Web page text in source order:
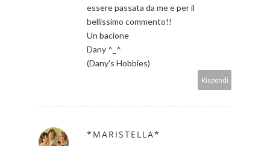
essere passata da me e per il
bellissimo commento!!
Un bacione
Dany ^_^
(Dany's Hobbies)
Rispondi
*MARISTELLA*